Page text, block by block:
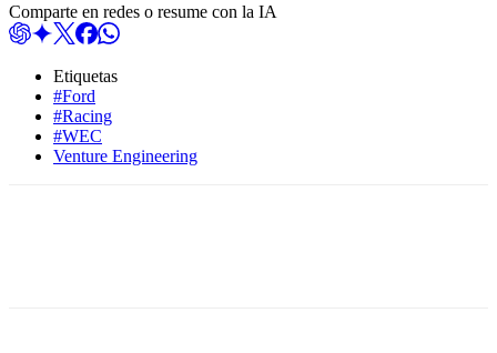
Comparte en redes o resume con la IA
Etiquetas
#Ford
#Racing
#WEC
Venture Engineering